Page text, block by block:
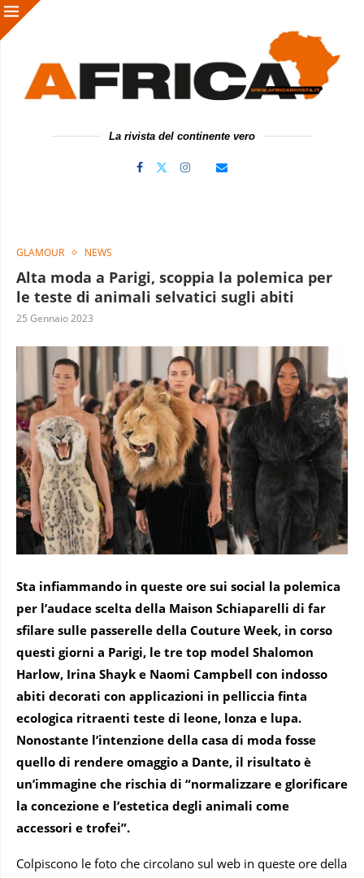
La rivista del continente vero
GLAMOUR NEWS
Alta moda a Parigi, scoppia la polemica per
le teste di animali selvatici sugli abiti
25 Gennaio 2023
Sta infiammando in queste ore sui social la polemica
per l’audace scelta della Maison Schiaparelli di far
sfilare sulle passerelle della Couture Week, in corso
questi giorni a Parigi, le tre top model Shalomon
Harlow, Irina Shayk e Naomi Campbell con indosso
abiti decorati con applicazioni in pelliccia finta
ecologica ritraenti teste di leone, lonza e lupa.
Nonostante l’intenzione della casa di moda fosse
quello di rendere omaggio a Dante, il risultato è
un’immagine che rischia di “normalizzare e glorificare
la concezione e l’estetica degli animali come
accessori e trofei”.
Colpiscono le foto che circolano sul web in queste ore della